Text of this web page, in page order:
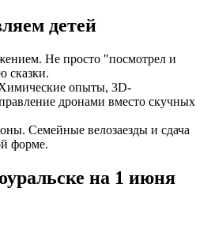
детей
Не просто "посмотрел и
сказки.
опыты, 3D-
дронами вместо скучных
Семейные велозаезды и сдача
форме.
на 1 июня